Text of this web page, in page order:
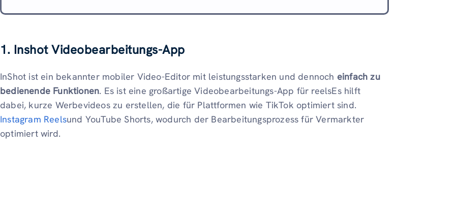
1. Inshot Videobearbeitungs-App
InShot ist ein bekannter mobiler Video-Editor mit leistungsstarken und dennoch einfach zu
bedienende Funktionen. Es ist eine großartige Videobearbeitungs-App für reelsEs hilft
dabei, kurze Werbevideos zu erstellen, die für Plattformen wie TikTok optimiert sind.
Instagram Reelsund YouTube Shorts, wodurch der Bearbeitungsprozess für Vermarkter
optimiert wird.